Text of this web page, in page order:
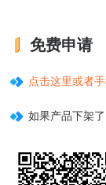
免费申请
点击这里或者
如果产品下架